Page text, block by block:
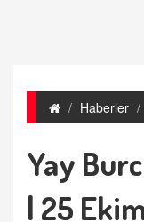
Haberler
Yay
| 25